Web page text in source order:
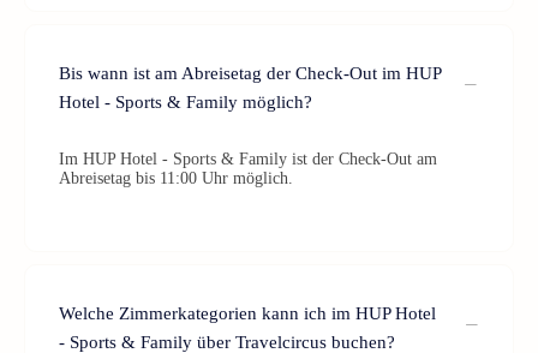
Bis wann ist am Abreisetag der Check-Out im HUP
Hotel - Sports & Family möglich?
Im HUP Hotel - Sports & Family ist der Check-Out am
Abreisetag bis 11:00 Uhr möglich.
Welche Zimmerkategorien kann ich im HUP Hotel
- Sports & Family über Travelcircus buchen?